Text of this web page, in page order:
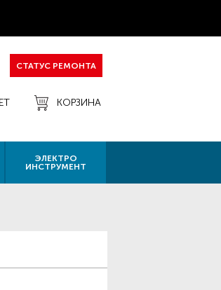
СТАТУС РЕМОНТА
КОРЗИНА
ЭЛЕКТРО
ИНСТРУМЕНТ